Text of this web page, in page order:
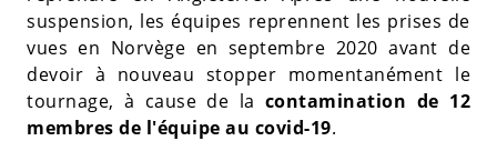
suspension, les équipes reprennent les prises de
vues en Norvège en septembre 2020 avant de
devoir à nouveau stopper momentanément le
tournage, à cause de la contamination de 12
membres de l'équipe au covid-19.